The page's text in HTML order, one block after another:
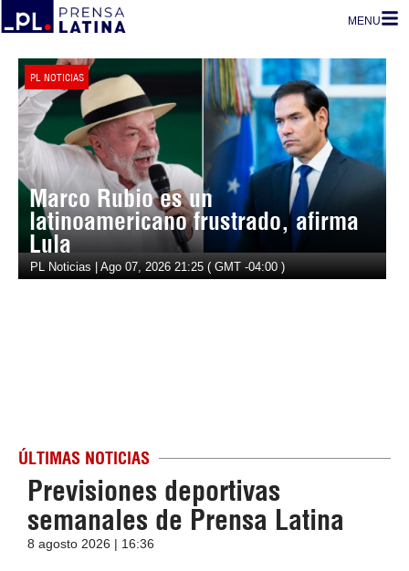
MENU
PL NOTICIAS
Marco Rubio es un
latinoamericano frustrado, afirma
Lula
PL Noticias | Ago 07, 2026 21:25 ( GMT -04:00 )
ÚLTIMAS NOTICIAS
Previsiones deportivas
semanales de Prensa Latina
8 agosto 2026 | 16:36